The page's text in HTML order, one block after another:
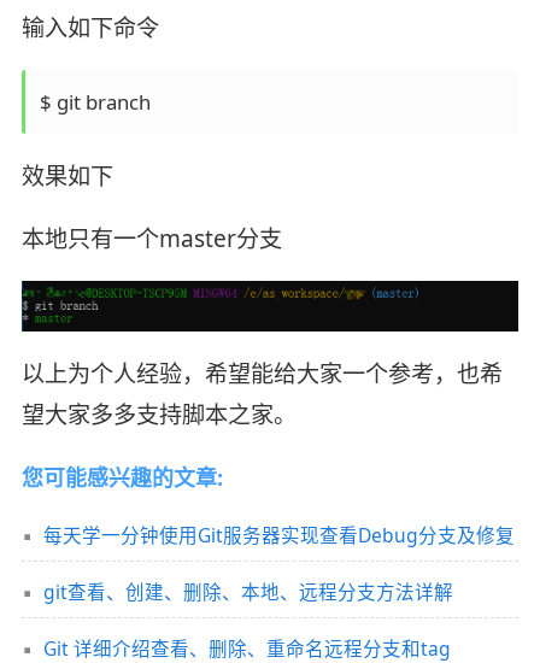
输入如下命令
$ git branch
效果如下
本地只有一个master分支
以上为个人经验，希望能给大家一个参考，也希
望大家多多支持脚本之家。
您可能感兴趣的文章:
每天学一分钟使用Git服务器实现查看Debug分支及修复
git查看、创建、删除、本地、远程分支方法详解
Git 详细介绍查看、删除、重命名远程分支和tag